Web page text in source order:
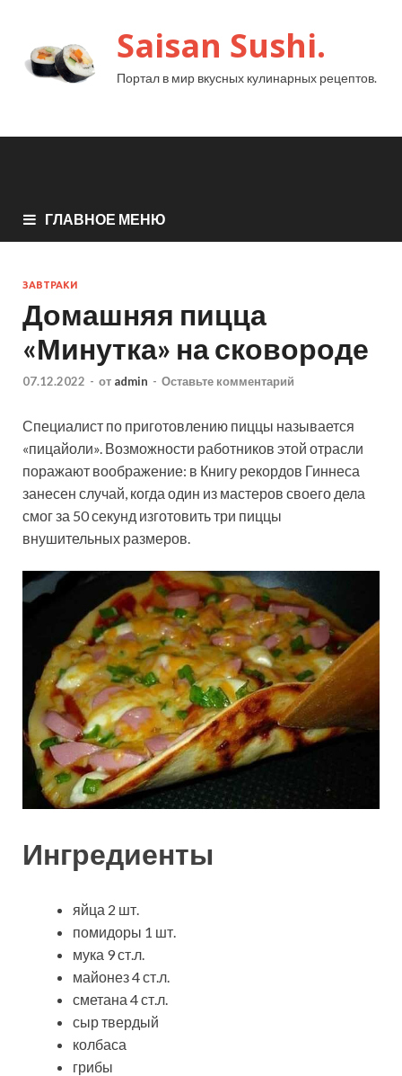
Saisan Sushi.
Портал в мир вкусных кулинарных рецептов.
ГЛАВНОЕ МЕНЮ
ЗАВТРАКИ
Домашняя пицца
«Минутка» на сковороде
07.12.2022 - от admin - Оставьте комментарий
Специалист по приготовлению пиццы называется
«пицайоли». Возможности работников этой отрасли
поражают воображение: в Книгу рекордов Гиннеса
занесен случай, когда один из мастеров своего дела
смог за 50 секунд изготовить три пиццы
внушительных размеров.
Ингредиенты
яйца 2 шт.
помидоры 1 шт.
мука 9 ст.л.
майонез 4 ст.л.
сметана 4 ст.л.
сыр твердый
колбаса
грибы